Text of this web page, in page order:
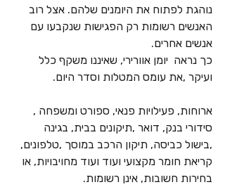
נוהגת לפתוח את היומנים שלהם. אצל רוב
האנשים רשומות רק הפגישות שנקבעו עם
אנשים אחרים.
כך נראה  יומן אוורירי, שאיננו משקף כלל
ועיקר ,את עומס המטלות וסדר היום.
ארוחות, פעילויות פנאי, ספורט ומשפחה ,
סידורי בנק, דואר ,תיקונים בבית, בגינה
,בישול כביסה, תיקון הרכב במוסך ,טלפונים,
קריאת חומר מקצועי ועוד ועוד מחויבויות, או
בחירות חשובות, אינן רשומות.